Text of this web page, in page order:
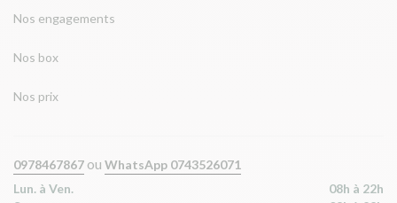
Nos engagements
Nos box
Nos prix
0978467867 ou WhatsApp 0743526071
Lun. à Ven.
08h à 22h